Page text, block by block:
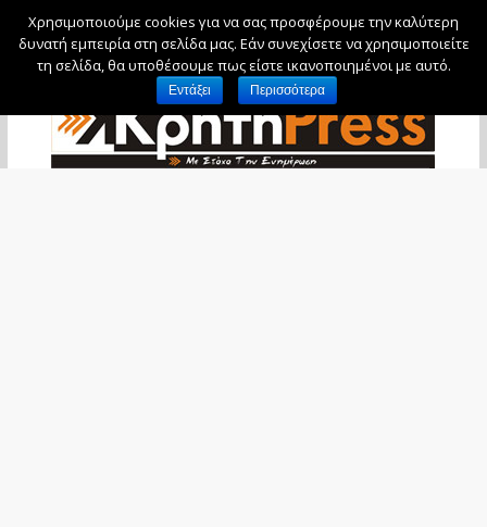
Κυριακή, 9 Αυγούστου, 2026
Χρησιμοποιούμε cookies για να σας προσφέρουμε την καλύτερη
δυνατή εμπειρία στη σελίδα μας. Εάν συνεχίσετε να χρησιμοποιείτε
τη σελίδα, θα υποθέσουμε πως είστε ικανοποιημένοι με αυτό.
Εντάξει Περισσότερα